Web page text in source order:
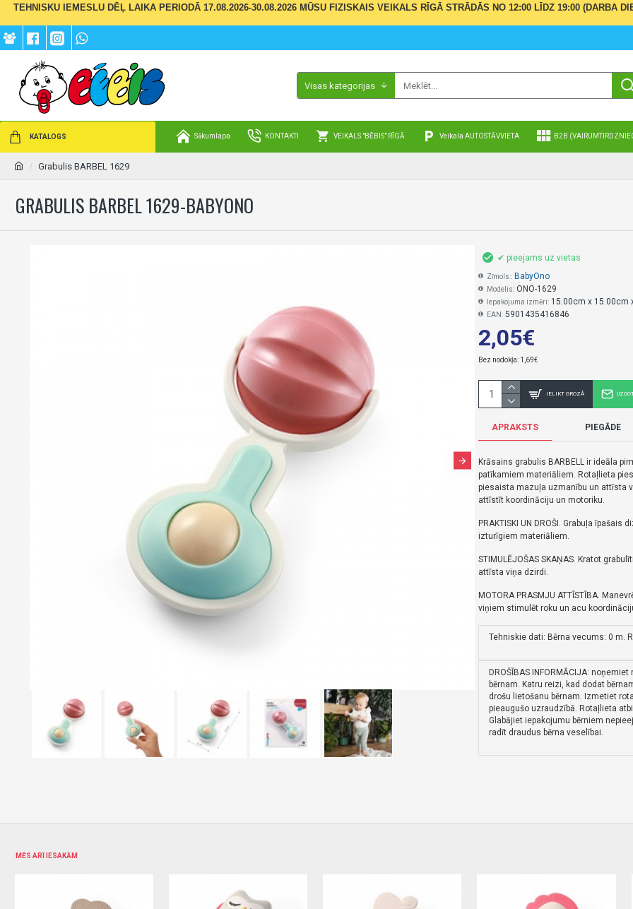
TEHNISKU IEMESLU DĒĻ LAIKA PERIODĀ 17.08.2026-30.08.2026 MŪSU FIZISKAIS VEIKALS RĪGĀ STRĀDĀS NO 12:00 LĪDZ 19:00 (DARBA
Visas kategorijas
KATALOGS Sākumlapa KONTAKTI VEIKALS "BĒBIS" RĪGĀ Veikala AUTOSTĀVVIETA B2B
Grabulis BARBEL 1629
GRABULIS BARBEL 1629-BABYONO
2,05€
Bez nodokļa: 1,69€
✔ pieejams uz vietas
Zīmols:: BabyOno
Modelis: ONO-1629
Iepakojuma izmēri: 15.00cm x 15.00cm
EAN: 5901435416846
IELIKT GROZĀ
APRAKSTS PIEGĀDE
Krāsains grabulis BARBELL ir ideāla
patīkamiem materiāliem. Rotaļlieta
piesaista mazuļa uzmanību un attīsta
attīstīt koordināciju un motoriku.
PRAKTISKI UN DROŠI. Grabuļa īpašais
izturīgiem materiāliem.
STIMULĒJOŠAS SKAŅAS. Kratot
attīsta viņa dzirdi.
MOTORA PRASMJU ATTĪSTĪBA.
viņiem stimulēt roku un acu
Tehniskie dati: Bērna vecums: 0 m.
DROŠĪBAS INFORMĀCIJA:
bērnam. Katru reizi, kad dodat
drošu lietošanu bērnam. Izmetiet
pieaugušo uzraudzībā. Rotaļlieta
Glabājiet iepakojumu bērniem
radīt draudus bērna veselībai.
MĒS ARĪ IESAKĀM